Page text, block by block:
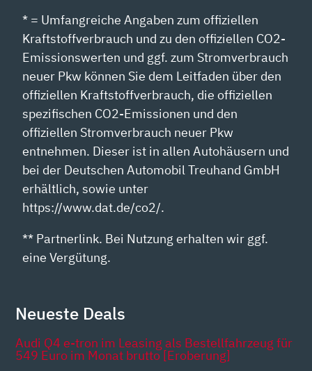
* = Umfangreiche Angaben zum offiziellen
Kraftstoffverbrauch und zu den offiziellen CO2-
Emissionswerten und ggf. zum Stromverbrauch
neuer Pkw können Sie dem Leitfaden über den
offiziellen Kraftstoffverbrauch, die offiziellen
spezifischen CO2-Emissionen und den
offiziellen Stromverbrauch neuer Pkw
entnehmen. Dieser ist in allen Autohäusern und
bei der Deutschen Automobil Treuhand GmbH
erhältlich, sowie unter
https://www.dat.de/co2/.
** Partnerlink. Bei Nutzung erhalten wir ggf.
eine Vergütung.
Neueste Deals
Audi Q4 e-tron im Leasing als Bestellfahrzeug für
549 Euro im Monat brutto [Eroberung]